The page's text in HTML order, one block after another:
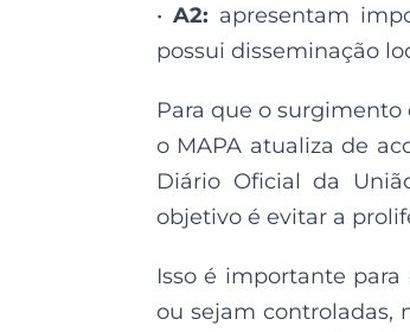
• A2: apresentam
possui disseminação
Para que o
o MAPA atualiza de
Diário Oficial da
objetivo é evitar a
Isso é importante
ou sejam controladas,